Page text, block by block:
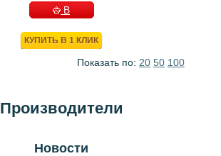
В
КУПИТЬ В 1 КЛИК
Показать по: 20 50 100
Производители
Новости